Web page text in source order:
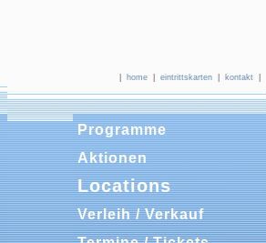
home eintrittskarten kontakt
Programme
Aktionen
Locations
Verleih / Verkauf